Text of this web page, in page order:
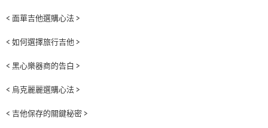
< 面單吉他選購心法 >
< 如何選擇旅行吉他 >
< 黑心樂器商的告白 >
< 烏克麗麗選購心法 >
< 吉他保存的關鍵秘密 >